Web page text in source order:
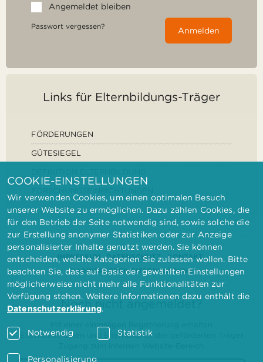
Angemeldet bleiben
Passwort vergessen? Anmelden
Links für Elternbildungs-Träger
FÖRDERUNGEN
GÜTESIEGEL
IMPRESSUM DATENSCHUTZ
KONTAKT
BARRIEREFREIHEITSERKLÄRUNG
Noch nicht angemeldet?
Mit einer einmaligen Registrierung erhalten
Elternbilderinnen und Elternbildner der geförderten Träger
COOKIE-EINSTELLUNGEN
Wir verwenden Cookies, um einen optimalen Besuch
unserer Website zu ermöglichen. Dazu zählen Cookies, die
für den Betrieb der Seite notwendig sind, sowie solche die
zur Erstellung anonymer Statistiken oder zur Anzeige
personalisierter Inhalte genutzt werden. Sie können
entscheiden, welche Kategorien Sie zulassen wollen. Bitte
beachten Sie, dass auf Basis der gewählten Einstellungen
möglicherweise nicht mehr alle Funktionalitäten zur
Verfügung stehen. Weitere Informationen dazu enthält die
Datenschutzerklärung.
Notwendig Statistik
Personalisierung